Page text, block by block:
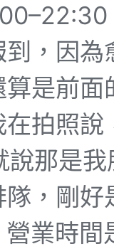
，因
是前
拍照
那是
，剛
業時